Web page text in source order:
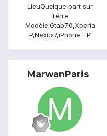
LieuQuelque part sur
Terre
Modèle:Gtab7.0,Xperia
P,Nexus7,iPhone :-P
MarwanParis